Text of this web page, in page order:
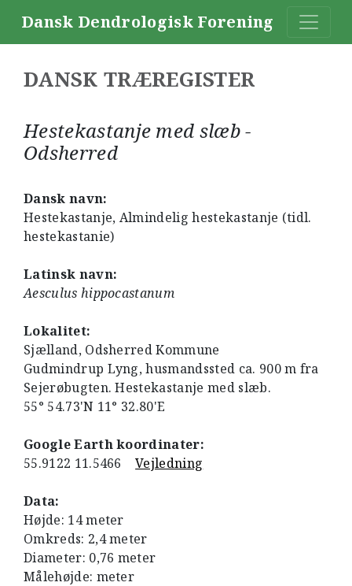
Dansk Dendrologisk Forening
DANSK TRÆREGISTER
Hestekastanje med slæb -
Odsherred
Dansk navn:
Hestekastanje, Almindelig hestekastanje (tidl.
hestekastanie)
Latinsk navn:
Aesculus hippocastanum
Lokalitet:
Sjælland, Odsherred Kommune
Gudmindrup Lyng, husmandssted ca. 900 m fra
Sejerøbugten. Hestekastanje med slæb.
55° 54.73'N 11° 32.80'E
Google Earth koordinater:
55.9122 11.5466Vejledning
Data:
Højde: 14 meter
Omkreds: 2,4 meter
Diameter: 0,76 meter
Målehøjde: meter